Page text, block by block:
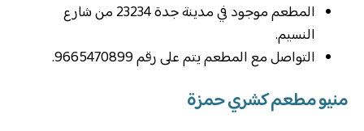
المطعم موجود في مدينة جدة 23234 من شارع
النسيم.
التواصل مع المطعم يتم على رقم 9665470899.
منيو مطعم كشري حمزة